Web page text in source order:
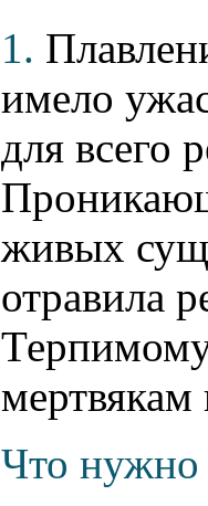
1.
имело
для всего
живых
отравила
Что нужно